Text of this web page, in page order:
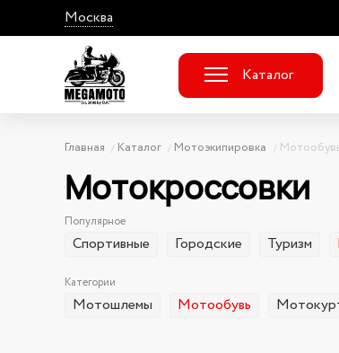
Москва
Каталог
Главная Каталог Мотоэкипировка
Мотокроссовки
Популярное
Спортивные Городские Туризм
Категории
Мотошлемы Мотообувь